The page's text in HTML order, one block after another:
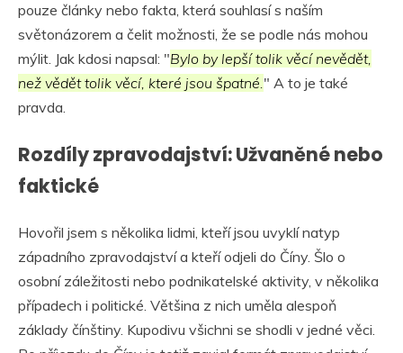
pouze články nebo fakta, která souhlasí s naším
světonázorem a čelit možnosti, že se podle nás mohou
mýlit. Jak kdosi napsal: "Bylo by lepší tolik věcí nevědět,
než vědět tolik věcí, které jsou špatné." A to je také
pravda.
Rozdíly zpravodajství: Užvaněné nebo
faktické
Hovořil jsem s několika lidmi, kteří jsou uvyklí natyp
západního zpravodajství a kteří odjeli do Číny. Šlo o
osobní záležitosti nebo podnikatelské aktivity, v několika
případech i politické. Většina z nich uměla alespoň
základy čínštiny. Kupodivu všichni se shodli v jedné věci.